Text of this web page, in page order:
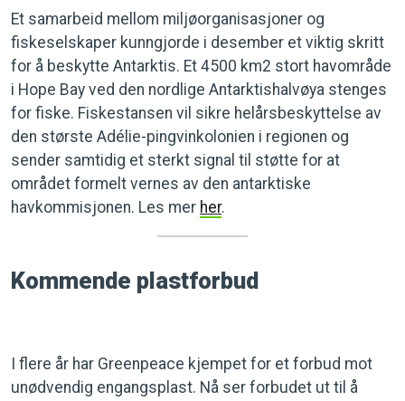
Et samarbeid mellom miljøorganisasjoner og
fiskeselskaper kunngjorde i desember et viktig skritt
for å beskytte Antarktis. Et 4500 km2 stort havområde
i Hope Bay ved den nordlige Antarktishalvøya stenges
for fiske. Fiskestansen vil sikre helårsbeskyttelse av
den største Adélie-pingvinkolonien i regionen og
sender samtidig et sterkt signal til støtte for at
området formelt vernes av den antarktiske
havkommisjonen. Les mer her.
Kommende plastforbud
I flere år har Greenpeace kjempet for et forbud mot
unødvendig engangsplast. Nå ser forbudet ut til å